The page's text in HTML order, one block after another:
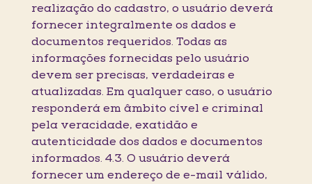
realização do cadastro, o usuário deverá
fornecer integralmente os dados e
documentos requeridos. Todas as
informações fornecidas pelo usuário
devem ser precisas, verdadeiras e
atualizadas. Em qualquer caso, o usuário
responderá em âmbito cível e criminal
pela veracidade, exatidão e
autenticidade dos dados e documentos
informados. 4.3. O usuário deverá
fornecer um endereço de e-mail válido,